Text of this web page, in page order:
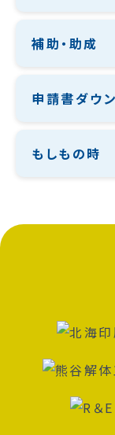
補助・助成
申請書ダウ
もしもの時